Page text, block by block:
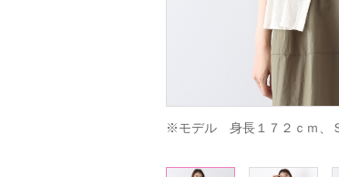
※モデル　身長１７２ｃｍ、